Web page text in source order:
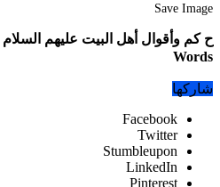
Save Image
Words
شاركها
Facebook
Twitter
Stumbleupon
LinkedIn
Pinterest